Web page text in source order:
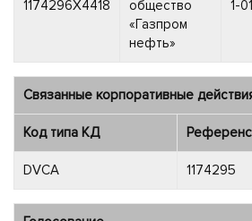
1174296X4418
общество
«Газпром
нефть»
1-
Связанные корпоративные
Код типа КД
DVCA 1174295